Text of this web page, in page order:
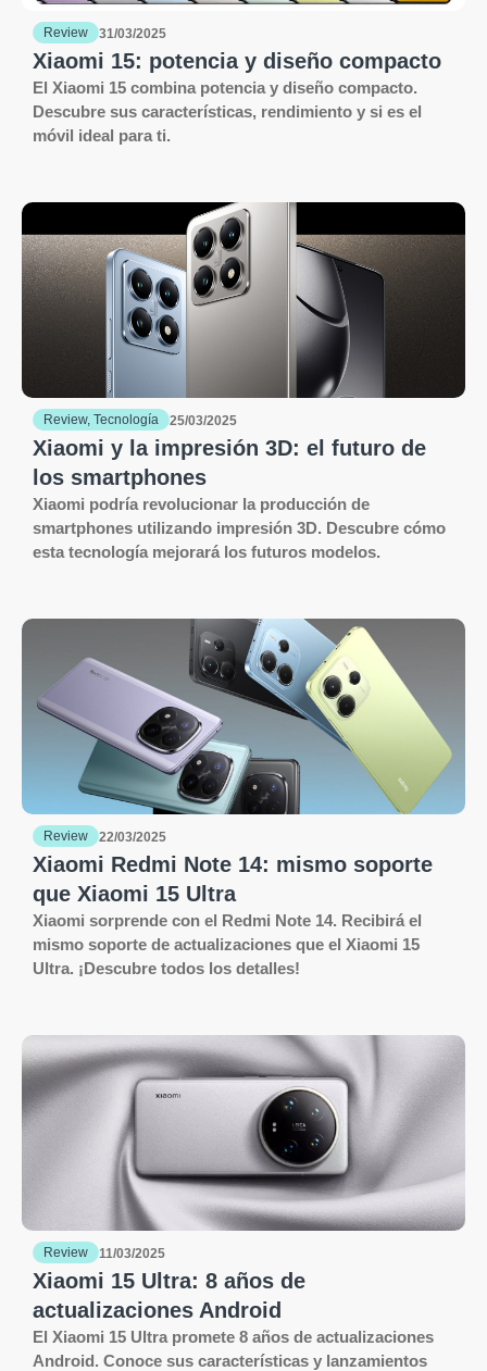
Review 31/03/2025
Xiaomi 15: potencia y diseño compacto
El Xiaomi 15 combina potencia y diseño compacto.
Descubre sus características, rendimiento y si es el
móvil ideal para ti.
Review, Tecnología 25/03/2025
Xiaomi y la impresión 3D: el futuro de
los smartphones
Xiaomi podría revolucionar la producción de
smartphones utilizando impresión 3D. Descubre cómo
esta tecnología mejorará los futuros modelos.
Review 22/03/2025
Xiaomi Redmi Note 14: mismo soporte
que Xiaomi 15 Ultra
Xiaomi sorprende con el Redmi Note 14. Recibirá el
mismo soporte de actualizaciones que el Xiaomi 15
Ultra. ¡Descubre todos los detalles!
Review 11/03/2025
Xiaomi 15 Ultra: 8 años de
actualizaciones Android
El Xiaomi 15 Ultra promete 8 años de actualizaciones
Android. Conoce sus características y lanzamientos